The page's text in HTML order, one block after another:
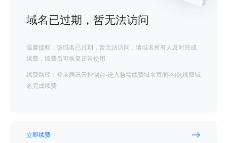
域名已过期，暂无法访问
温馨提醒：该域名已过期，暂无法访问，请域名所有人及时完成
续费，续费后可恢复正常使用
续费路径：登录腾讯云控制台-进入急需续费域名页面-勾选续费域
名完成续费
立即续费